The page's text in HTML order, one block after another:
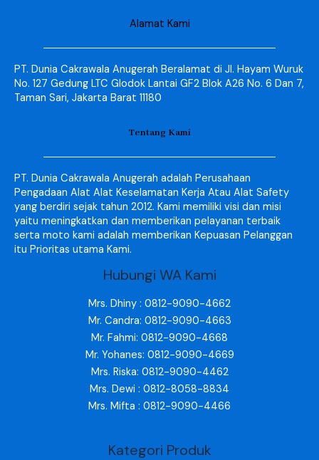
Alamat Kami
PT. Dunia Cakrawala Anugerah Beralamat di Jl. Hayam Wuruk
No. 127 Gedung LTC Glodok Lantai GF2 Blok A26 No. 6 Dan 7,
Taman Sari, Jakarta Barat 11180
Tentang Kami
PT. Dunia Cakrawala Anugerah adalah Perusahaan
Pengadaan Alat Alat Keselamatan Kerja Atau Alat Safety
yang berdiri sejak tahun 2012. Kami memiliki visi dan misi
yaitu meningkatkan dan memberikan pelayanan terbaik
serta moto kami adalah memberikan Kepuasan Pelanggan
itu Prioritas utama Kami.
Hubungi WA Kami
Mrs. Dhiny : 0812-9090-4662
Mr. Candra: 0812-9090-4663
Mr. Fahmi: 0812-9090-4668
Mr. Yohanes: 0812-9090-4669
Mrs. Riska: 0812-9090-4462
Mrs. Dewi : 0812-8058-8834
Mrs. Mifta : 0812-9090-4466
Kategori Produk